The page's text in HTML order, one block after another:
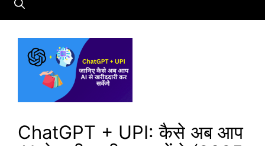
ChatGPT + UPI: कैसे अब आप